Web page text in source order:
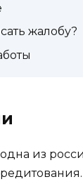
жалобу?
из